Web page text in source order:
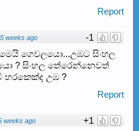
Report
-1
weeks ago
ගෙවලයො...උඹට සිංහල
? සිංහල තේරෙන්නෙවත්
හරකෙක්ද උඹ ?
Report
+1
weeks ago